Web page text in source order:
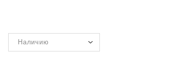
Наличию